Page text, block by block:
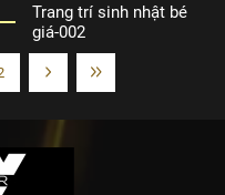
Trang trí sinh nhật bé
giá-002